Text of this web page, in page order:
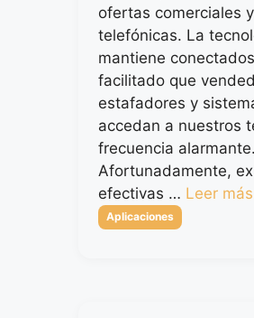
ofertas comerciales
telefónicas. La
mantiene
facilitado que
estafadores y
accedan a nuestros
frecuencia alarmante.
Afortunadamente,
efectivas … Leer más
Categorías
Aplicaciones